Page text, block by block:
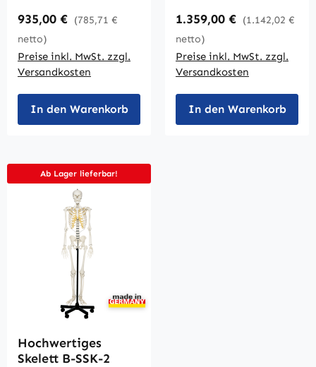
Regulärer Preis:
935,00 € (785,71 €
netto)
Preise inkl. MwSt. zzgl.
Versandkosten
In den Warenkorb
Regulärer Preis:
1.359,00 € (1.142,02 €
netto)
Preise inkl. MwSt. zzgl.
Versandkosten
In den Warenkorb
Ab Lager lieferbar!
Hochwertiges
Skelett B-SSK-2